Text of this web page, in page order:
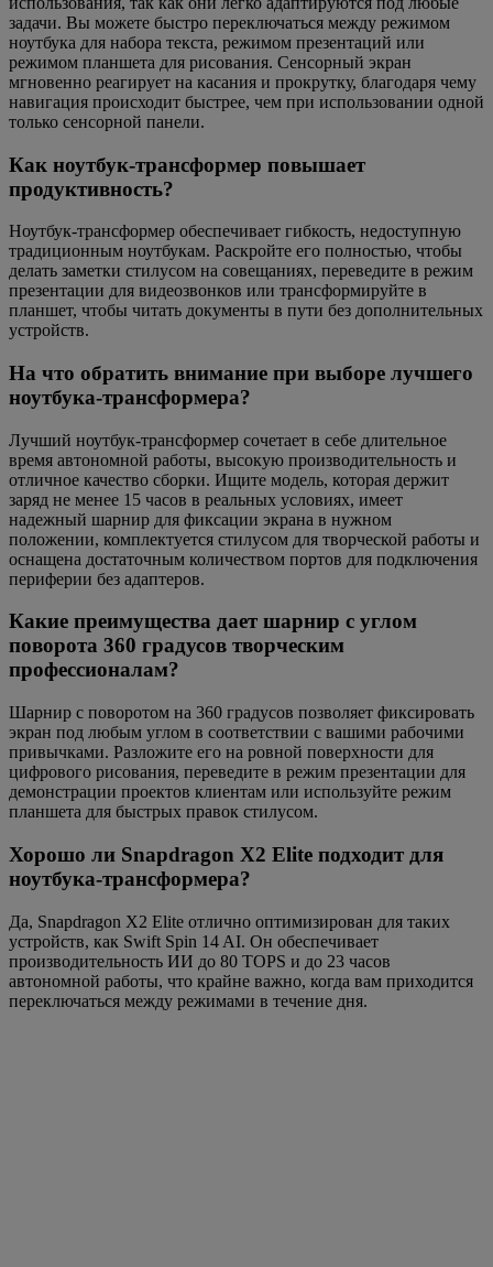
задачи. Вы можете быстро переключаться между режимом
ноутбука для набора текста, режимом презентаций или
режимом планшета для рисования. Сенсорный экран
мгновенно реагирует на касания и прокрутку, благодаря чему
навигация происходит быстрее, чем при использовании одной
только сенсорной панели.
Как ноутбук-трансформер повышает
продуктивность?
Ноутбук-трансформер обеспечивает гибкость, недоступную
традиционным ноутбукам. Раскройте его полностью, чтобы
делать заметки стилусом на совещаниях, переведите в режим
презентации для видеозвонков или трансформируйте в
планшет, чтобы читать документы в пути без дополнительных
устройств.
На что обратить внимание при выборе лучшего
ноутбука-трансформера?
Лучший ноутбук-трансформер сочетает в себе длительное
время автономной работы, высокую производительность и
отличное качество сборки. Ищите модель, которая держит
заряд не менее 15 часов в реальных условиях, имеет
надежный шарнир для фиксации экрана в нужном
положении, комплектуется стилусом для творческой работы и
оснащена достаточным количеством портов для подключения
периферии без адаптеров.
Какие преимущества дает шарнир с углом
поворота 360 градусов творческим
профессионалам?
Шарнир с поворотом на 360 градусов позволяет фиксировать
экран под любым углом в соответствии с вашими рабочими
привычками. Разложите его на ровной поверхности для
цифрового рисования, переведите в режим презентации для
демонстрации проектов клиентам или используйте режим
планшета для быстрых правок стилусом.
Хорошо ли Snapdragon X2 Elite подходит для
ноутбука-трансформера?
Да, Snapdragon X2 Elite отлично оптимизирован для таких
устройств, как Swift Spin 14 AI. Он обеспечивает
производительность ИИ до 80 TOPS и до 23 часов
автономной работы, что крайне важно, когда вам приходится
переключаться между режимами в течение дня.